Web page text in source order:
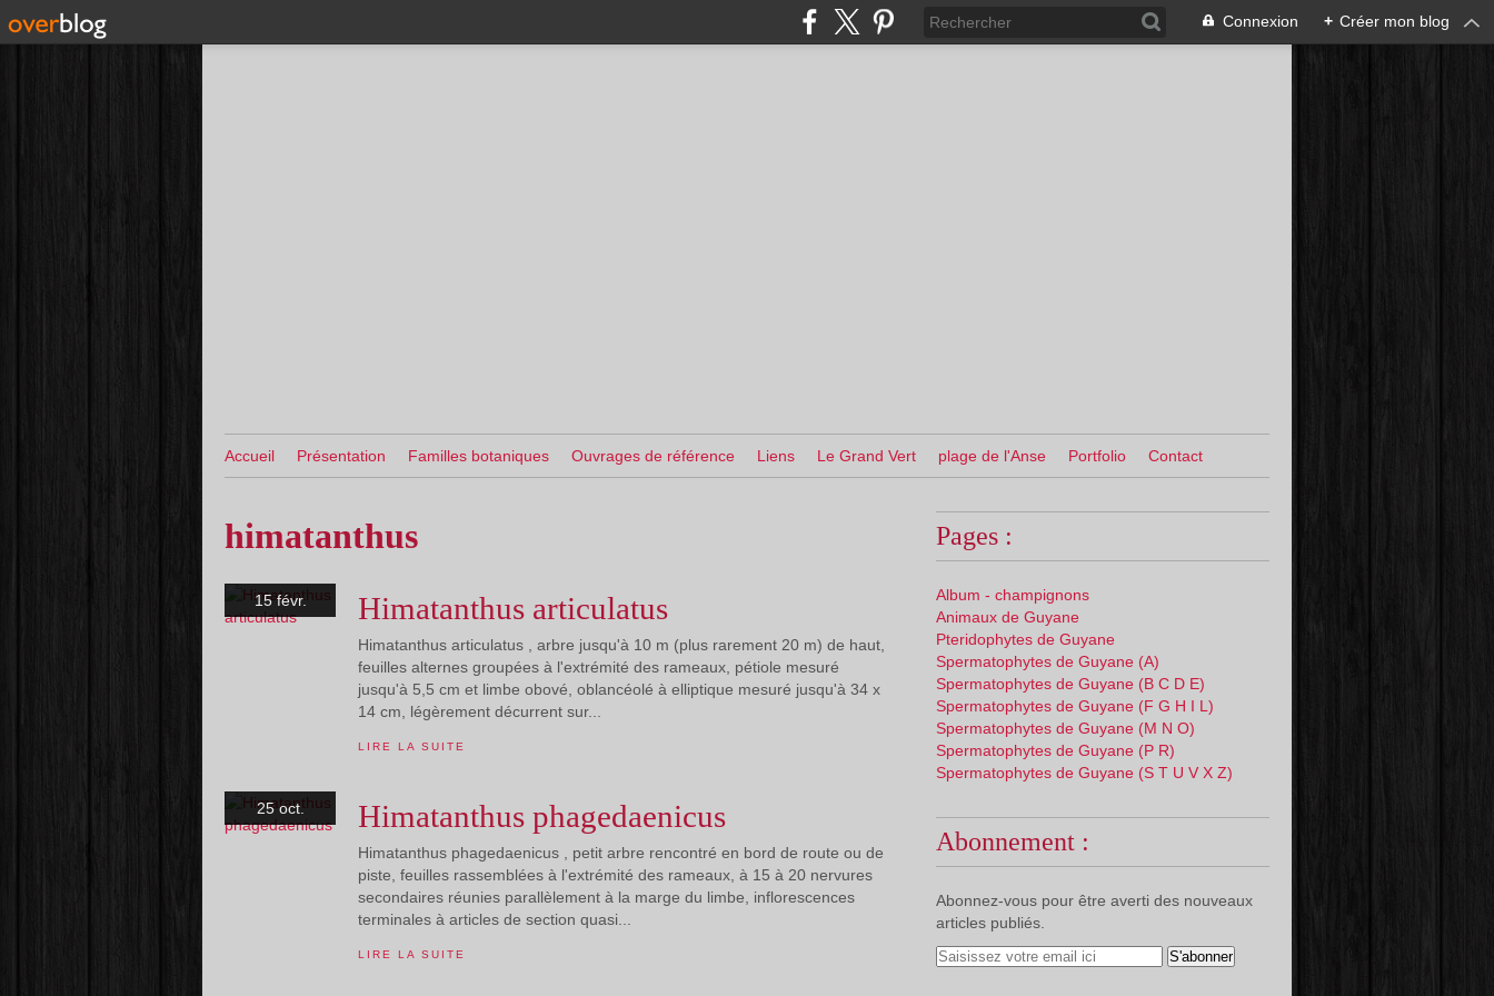
Connexion + Créer mon blog
Accueil Présentation Familles botaniques Ouvrages de référence Liens Le Grand Vert plage de l'Anse Portfolio Contact
himatanthus
15 févr. Himatanthus articulatus
Himatanthus articulatus , arbre jusqu'à 10 m (plus rarement 20 m) de haut,
feuilles alternes groupées à l'extrémité des rameaux, pétiole mesuré
jusqu'à 5,5 cm et limbe obové, oblancéolé à elliptique mesuré jusqu'à 34 x
14 cm, légèrement décurrent sur...
LIRE LA SUITE
25 oct. Himatanthus phagedaenicus
Himatanthus phagedaenicus , petit arbre rencontré en bord de route ou de
piste, feuilles rassemblées à l'extrémité des rameaux, à 15 à 20 nervures
secondaires réunies parallèlement à la marge du limbe, inflorescences
terminales à articles de section quasi...
LIRE LA SUITE
Pages :
Album - champignons
Animaux de Guyane
Pteridophytes de Guyane
Spermatophytes de Guyane (A)
Spermatophytes de Guyane (B C D E)
Spermatophytes de Guyane (F G H I L)
Spermatophytes de Guyane (M N O)
Spermatophytes de Guyane (P R)
Spermatophytes de Guyane (S T U V X Z)
Abonnement :
Abonnez-vous pour être averti des nouveaux
articles publiés.